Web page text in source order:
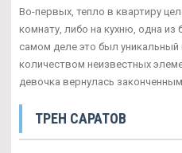
Во-первых, тепло в квартиру
комнату, либо на кухню, одна из
самом деле это был
количеством неизвестных
девочка вернулась
ТРЕН САРАТОВ